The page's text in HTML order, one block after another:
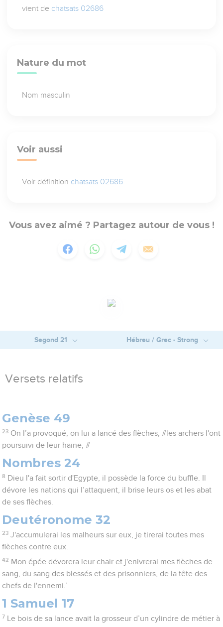
vient de chatsats 02686
Nature du mot
Nom masculin
Voir aussi
Voir définition chatsats 02686
Vous avez aimé ? Partagez autour de vous !
Segond 21 Hébreu / Grec - Strong
Versets relatifs
Genèse 49
23 On l’a provoqué, on lui a lancé des flèches, #les archers l'ont
poursuivi de leur haine, #
Nombres 24
8 Dieu l'a fait sortir d'Egypte, il possède la force du buffle. Il
dévore les nations qui l’attaquent, il brise leurs os et les abat
de ses flèches.
Deutéronome 32
23 J'accumulerai les malheurs sur eux, je tirerai toutes mes
flèches contre eux.
42 Mon épée dévorera leur chair et j'enivrerai mes flèches de
sang, du sang des blessés et des prisonniers, de la tête des
chefs de l'ennemi.’
1 Samuel 17
7
Le bois de sa lance avait la grosseur d’un cylindre de métier à